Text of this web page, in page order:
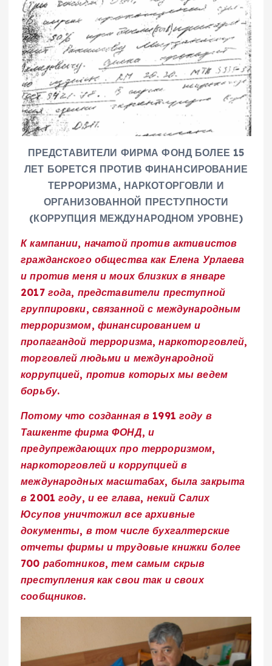
ПРЕДСТАВИТЕЛИ ФИРМА ФОНД БОЛЕЕ 15
ЛЕТ БОРЕТСЯ ПРОТИВ ФИНАНСИРОВАНИЕ
ТЕРРОРИЗМА, НАРКОТОРГОВЛИ И
ОРГАНИЗОВАННОЙ ПРЕСТУПНОСТИ
(КОРРУПЦИЯ МЕЖДУНАРОДНОМ УРОВНЕ)
К кампании, начатой против активистов
гражданского общества как Елена Урлаева
и против меня и моих близких в январе
2017 года, представители преступной
группировки, связанной с международным
терроризмом, финансированием и
пропагандой терроризма, наркоторговлей,
торговлей людьми и международной
коррупцией, против которых мы ведем
борьбу.
Потому что созданная в 1991 году в
Ташкенте фирма ФОНД, и
предупреждающих про терроризмом,
наркоторговлей и коррупцией в
международных масштабах, была закрыта
в 2001 году, и ее глава, некий Салих
Юсупов уничтожил все архивные
документы, в том числе бухгалтерские
отчеты фирмы и трудовые книжки более
700 работников, тем самым скрыв
преступления как свои так и своих
сообщников.